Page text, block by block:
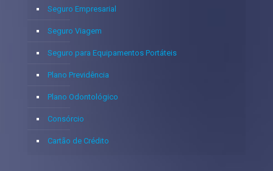
Seguro Empresarial
Seguro Viagem
Seguro para Equipamentos Portáteis
Plano Previdência
Plano Odontológico
Consórcio
Cartão de Crédito